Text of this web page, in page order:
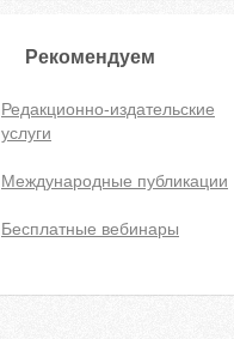
Рекомендуем
Редакционно-издательские
услуги
Международные публикации
Бесплатные вебинары